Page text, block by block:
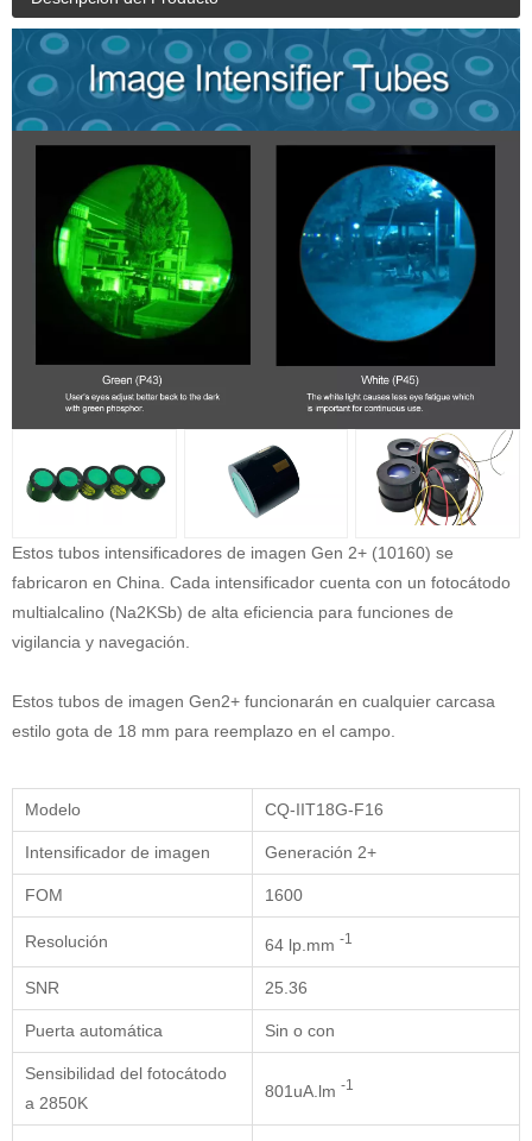
Estos tubos intensificadores de imagen Gen 2+ (10160) se
fabricaron en China. Cada intensificador cuenta con un fotocátodo
multialcalino (Na2KSb) de alta eficiencia para funciones de
vigilancia y navegación.
Estos tubos de imagen Gen2+ funcionarán en cualquier carcasa
estilo gota de 18 mm para reemplazo en el campo.
Modelo CQ-IIT18G-F16
Intensificador de imagen Generación 2+
FOM 1600
Resolución 64 lp.mm -1
SNR 25.36
Puerta automática Sin o con
Sensibilidad del fotocátodo
a 2850K
801uA.lm -1